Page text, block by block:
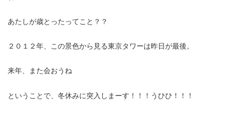
あたしが歳とったってこと？？
２０１２年、この景色から見る東京タワーは昨日が最後。
来年、また会おうね
ということで、冬休みに突入しまーす！！！うひひ！！！